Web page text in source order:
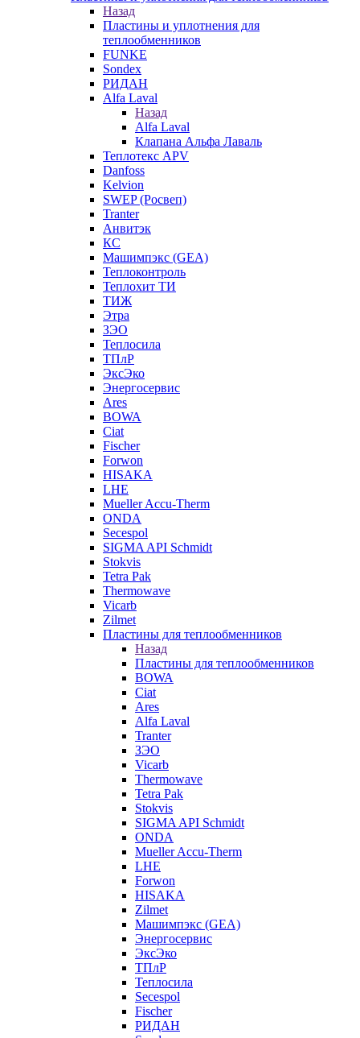
Назад
Пластины и уплотнения для
теплообменников
FUNKE
Sondex
РИДАН
Alfa Laval
Назад
Alfa Laval
Клапана Альфа Лаваль
Теплотекс APV
Danfoss
Kelvion
SWEP (Росвеп)
Tranter
Анвитэк
КС
Машимпэкс (GEA)
Теплоконтроль
Теплохит ТИ
ТИЖ
Этра
ЗЭО
Теплосила
ТПлР
ЭксЭко
Энергосервис
Ares
BOWA
Ciat
Fischer
Forwon
HISAKA
LHE
Mueller Accu-Therm
ONDA
Secespol
SIGMA API Schmidt
Stokvis
Tetra Pak
Thermowave
Vicarb
Zilmet
Пластины для теплообменников
Назад
Пластины для теплообменников
BOWA
Ciat
Ares
Alfa Laval
Tranter
ЗЭО
Vicarb
Thermowave
Tetra Pak
Stokvis
SIGMA API Schmidt
ONDA
Mueller Accu-Therm
LHE
Forwon
HISAKA
Zilmet
Машимпэкс (GEA)
Энергосервис
ЭксЭко
ТПлР
Теплосила
Secespol
Fischer
РИДАН